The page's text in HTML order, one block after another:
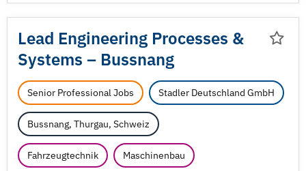
Lead Engineering Processes &
Systems – Bussnang
Senior Professional Jobs Stadler Deutschland GmbH
Bussnang, Thurgau, Schweiz
Fahrzeugtechnik Maschinenbau